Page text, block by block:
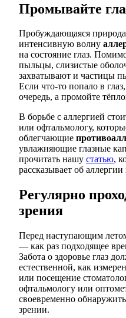
Промывайте
Пробуждающаяся
интенсивную волну
на состояние глаз.
пыльцы, слизистые
захватывают и частицы
Если что-то попало в
очередь, а промойте
В борьбе с аллергией
или офтальмологу,
облегчающие
увлажняющие глазные
прочитать нашу статью,
рассказывает об аллергии
Регулярно
зрения
Перед наступающим
— как раз подходящее
Забота о здоровье глаз
естественной, как
или посещение
офтальмологу или
своевременно
зрении.